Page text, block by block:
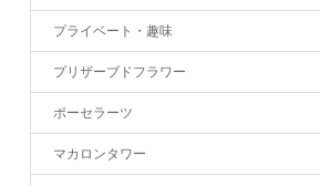
プライベート・趣味
プリザーブドフラワー
ポーセラーツ
マカロンタワー